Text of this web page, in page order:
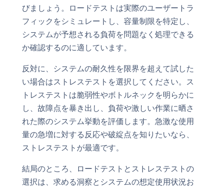
びましょう。ロードテストは実際のユーザートラ
フィックをシミュレートし、容量制限を特定し、
システムが予想される負荷を問題なく処理できる
か確認するのに適しています。
反対に、システムの耐久性を限界を超えて試した
い場合はストレステストを選択してください。ス
トレステストは脆弱性やボトルネックを明らかに
し、故障点を暴き出し、負荷や激しい作業に晒さ
れた際のシステム挙動を評価します。急激な使用
量の急増に対する反応や破綻点を知りたいなら、
ストレステストが最適です。
結局のところ、ロードテストとストレステストの
選択は、求める洞察とシステムの想定使用状況お